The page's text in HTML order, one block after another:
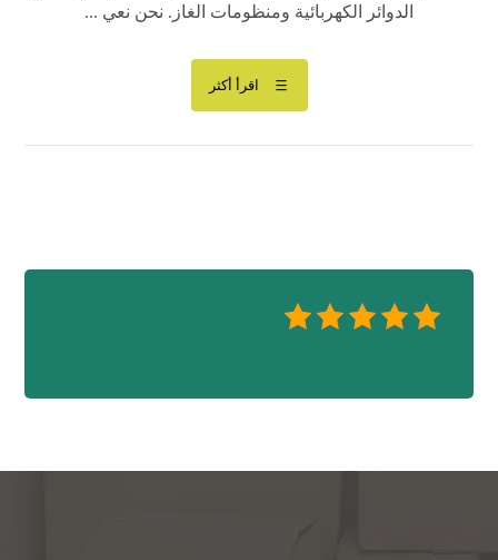
الدوائر الكهربائية ومنظومات الغاز. نحن نعي ...
اقرأ أكثر